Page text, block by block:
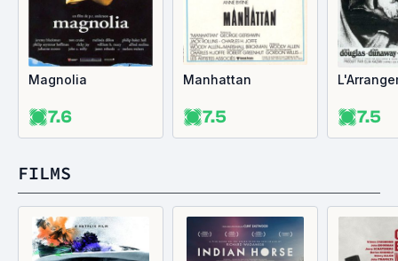
Magnolia
7.6
Manhattan
7.5 7.5
FILMS